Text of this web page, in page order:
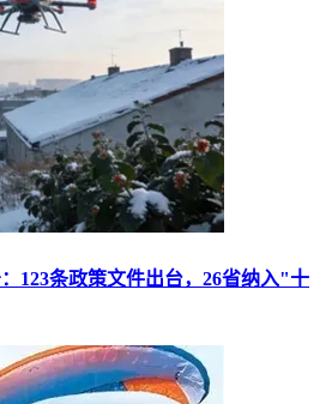
123条政策文件出台，26省纳入"十